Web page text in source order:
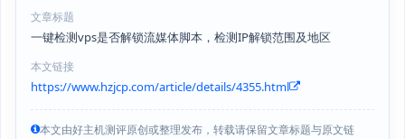
文章标题
一键检测vps是否解锁流媒体脚本，检测IP解锁范围及地区
本文链接
https://www.hzjcp.com/article/details/4355.html
本文由好主机测评原创或整理发布，转载请保留文章标题与原文链